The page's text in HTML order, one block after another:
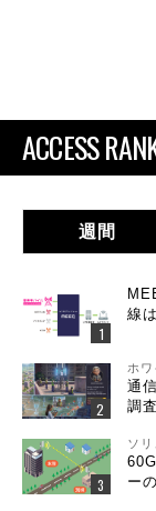
ACCESS
週間
線
ホワ
通
調
ソ
ー